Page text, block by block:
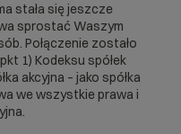
stała się jeszcze
sprostać Waszym
Połączenie zostało
1) Kodeksu spółek
akcyjna – jako spółka
we wszystkie prawa i